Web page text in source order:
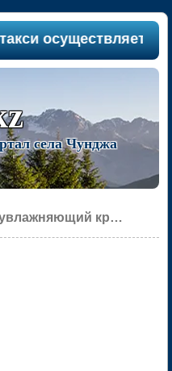
осуществляет
села Чунджа
крем Mary Kay